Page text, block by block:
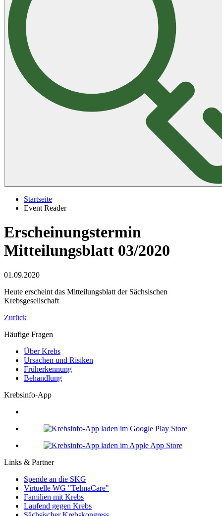
Startseite
Event Reader
Erscheinungstermin
Mitteilungsblatt 03/2020
01.09.2020
Heute erscheint das Mitteilungsblatt der Sächsischen
Krebsgesellschaft
Zurück
Häufige Fragen
Über Krebs
Ursachen und Risiken
Früherkennung
Behandlung
Krebsinfo-App
Links & Partner
Spende an die SKG
Virtuelle WG "TelmaCare"
Familien mit Krebs
Laufend gegen Krebs